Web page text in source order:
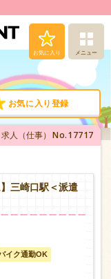
お気に入り メニュー
お気に入り登録
求人（仕事） No.17717
三崎口駅＜派遣
イク通勤OK